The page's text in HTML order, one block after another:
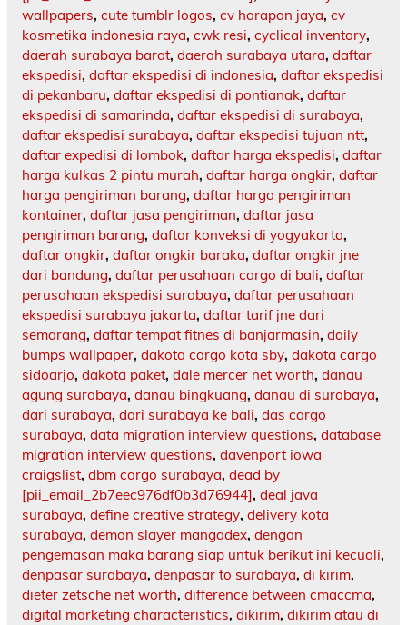
wallpapers, cute tumblr logos, cv harapan jaya, cv
kosmetika indonesia raya, cwk resi, cyclical inventory,
daerah surabaya barat, daerah surabaya utara, daftar
ekspedisi, daftar ekspedisi di indonesia, daftar ekspedisi
di pekanbaru, daftar ekspedisi di pontianak, daftar
ekspedisi di samarinda, daftar ekspedisi di surabaya,
daftar ekspedisi surabaya, daftar ekspedisi tujuan ntt,
daftar expedisi di lombok, daftar harga ekspedisi, daftar
harga kulkas 2 pintu murah, daftar harga ongkir, daftar
harga pengiriman barang, daftar harga pengiriman
kontainer, daftar jasa pengiriman, daftar jasa
pengiriman barang, daftar konveksi di yogyakarta,
daftar ongkir, daftar ongkir baraka, daftar ongkir jne
dari bandung, daftar perusahaan cargo di bali, daftar
perusahaan ekspedisi surabaya, daftar perusahaan
ekspedisi surabaya jakarta, daftar tarif jne dari
semarang, daftar tempat fitnes di banjarmasin, daily
bumps wallpaper, dakota cargo kota sby, dakota cargo
sidoarjo, dakota paket, dale mercer net worth, danau
agung surabaya, danau bingkuang, danau di surabaya,
dari surabaya, dari surabaya ke bali, das cargo
surabaya, data migration interview questions, database
migration interview questions, davenport iowa
craigslist, dbm cargo surabaya, dead by
[pii_email_2b7eec976df0b3d76944], deal java
surabaya, define creative strategy, delivery kota
surabaya, demon slayer mangadex, dengan
pengemasan maka barang siap untuk berikut ini kecuali,
denpasar surabaya, denpasar to surabaya, di kirim,
dieter zetsche net worth, difference between cmaccma,
digital marketing characteristics, dikirim, dikirim atau di